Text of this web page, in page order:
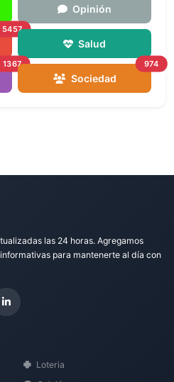
Opinión
5457
Salud
1367
Sociedad
974
las 24 horas. Agregamos
para mantenerte al día con
Loteria